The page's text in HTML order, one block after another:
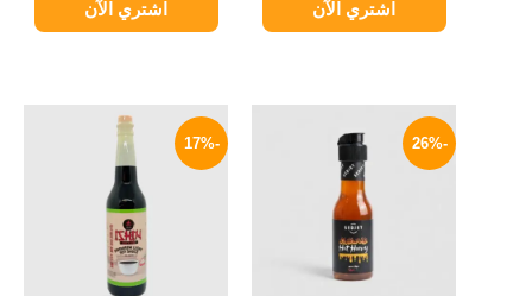
اشتري الآن اشتري الآن
-26%
الأصلي
-17%
السعر
الأصلي
150 EGP.